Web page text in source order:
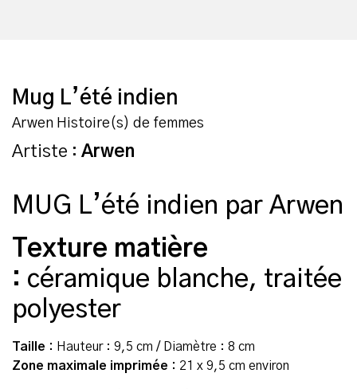
Mug L’été indien
Arwen Histoire(s) de femmes
Artiste : Arwen
MUG L’été indien par Arwen
Texture matière
: céramique blanche, traitée
polyester
Taille : Hauteur : 9,5 cm / Diamètre : 8 cm
Zone maximale imprimée : 21 x 9,5 cm environ